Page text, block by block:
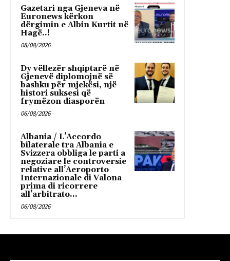
Gazetari nga Gjeneva në
Euronews kërkon
dërgimin e Albin Kurtit në
Hagë..!
08/08/2026
Dy vëllezër shqiptarë në
Gjenevë diplomojnë së
bashku për mjekësi, një
histori suksesi që
frymëzon diasporën
06/08/2026
Albania / L’Accordo
bilaterale tra Albania e
Svizzera obbliga le parti a
negoziare le controversie
relative all’Aeroporto
Internazionale di Valona
prima di ricorrere
all’arbitrato...
06/08/2026